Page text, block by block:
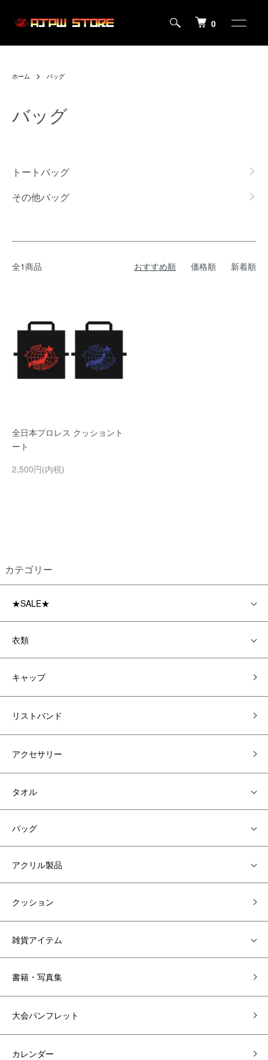
0
ホーム バッグ
バッグ
トートバッグ
その他バッグ
全1商品 おすすめ順 価格順 新着順
全日本プロレス クッショント
ート
2,500円(内税)
カテゴリー
★SALE★
衣類
キャップ
リストバンド
アクセサリー
タオル
バッグ
アクリル製品
クッション
雑貨アイテム
書籍・写真集
大会パンフレット
カレンダー